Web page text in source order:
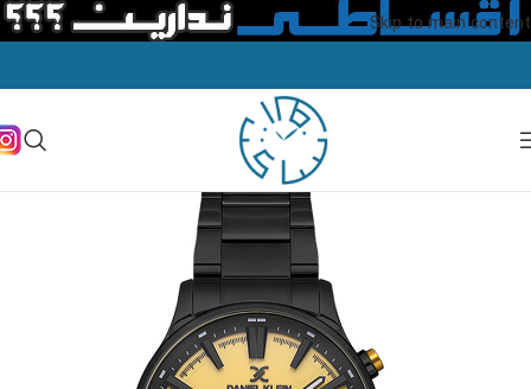
Skip to main content